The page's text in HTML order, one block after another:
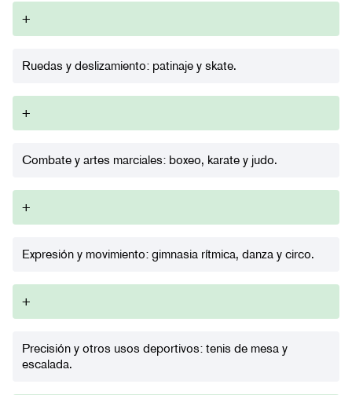
+
Ruedas y deslizamiento: patinaje y skate.
+
Combate y artes marciales: boxeo, karate y judo.
+
Expresión y movimiento: gimnasia rítmica, danza y circo.
+
Precisión y otros usos deportivos: tenis de mesa y
escalada.